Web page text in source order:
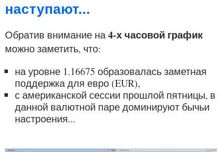
наступают...
Обратив внимание на4-х часовой график
можно заметить, что:
на уровне 1.16675 образовалась заметная
поддержка для евро (EUR),
с американской сессии прошлой пятницы, в
данной валютной паре доминируют бычьи
настроения...